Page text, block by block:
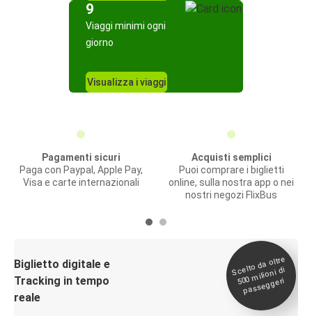
9
Viaggi minimi ogni
giorno
Visualizza i viaggi
Pagamenti sicuri
Paga con Paypal, Apple Pay,
Visa e carte internazionali
Acquisti semplici
Puoi comprare i biglietti
online, sulla nostra app o nei
nostri negozi FlixBus
Biglietto digitale e
Tracking in tempo
reale
Scelto da oltre
500
milioni di
passeggeri